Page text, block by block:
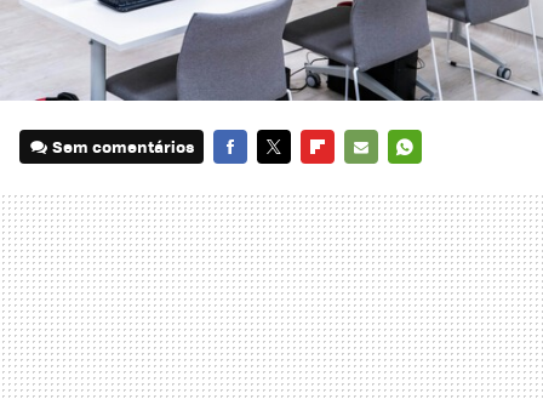
Sem comentários
MAIL